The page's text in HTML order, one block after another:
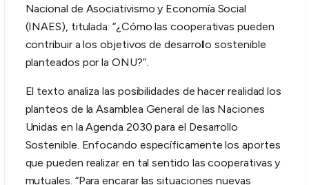
Nacional de Asociativismo y Economía Social
(INAES), titulada: “¿Cómo las cooperativas pueden
contribuir a los objetivos de desarrollo sostenible
planteados por la ONU?”.
El texto analiza las posibilidades de hacer realidad los
planteos de la Asamblea General de las Naciones
Unidas en la Agenda 2030 para el Desarrollo
Sostenible. Enfocando específicamente los aportes
que pueden realizar en tal sentido las cooperativas y
mutuales. “Para encarar las situaciones nuevas